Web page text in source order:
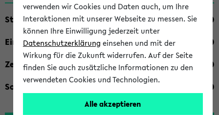
Studienfach
Einrichtung
Zeiten
Sonstiges
verwenden wir Cookies und Daten auch, um Ihre
Interaktionen mit unserer Webseite zu messen. Sie
können Ihre Einwilligung jederzeit unter
Datenschutzerklärung einsehen und mit der
Wirkung für die Zukunft widerrufen. Auf der Seite
finden Sie auch zusätzliche Informationen zu den
verwendeten Cookies und Technologien.
Alle akzeptieren